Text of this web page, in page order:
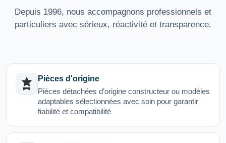
Depuis 1996, nous accompagnons professionnels et
particuliers avec sérieux, réactivité et transparence.
Pièces d'origine
Pièces détachées d’origine constructeur ou modèles
adaptables sélectionnées avec soin pour garantir
fiabilité et compatibilité